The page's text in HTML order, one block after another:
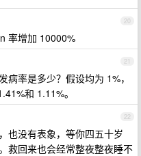
20
率增加 10000%
21
病率是多少？假设均为 1%，
和 1.11%。
22
也没有表象，等你四五十岁
救回来也会经常整夜整夜睡不